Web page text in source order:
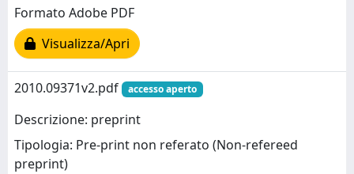
Formato Adobe PDF
Visualizza/Apri
2010.09371v2.pdf accesso aperto
Descrizione: preprint
Tipologia: Pre-print non referato (Non-refereed
preprint)